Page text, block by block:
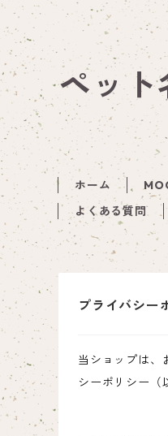
ペッ
ホーム
よくある質問
プライバシー
当ショップは、
シーポリシー（